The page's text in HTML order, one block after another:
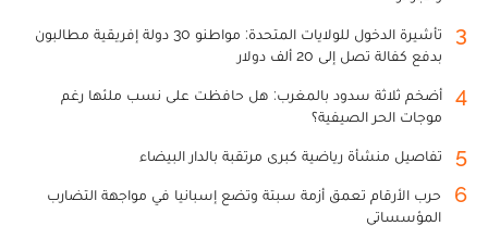
3
تأشيرة الدخول للولايات المتحدة: مواطنو 30 دولة إفريقية مطالبون
بدفع كفالة تصل إلى 20 ألف دولار
4
أضخم ثلاثة سدود بالمغرب: هل حافظت على نسب ملئها رغم
موجات الحر الصيفية؟
5 تفاصيل منشأة رياضية كبرى مرتقبة بالدار البيضاء
6
حرب الأرقام تعمق أزمة سبتة وتضع إسبانيا في مواجهة التضارب
المؤسساتي